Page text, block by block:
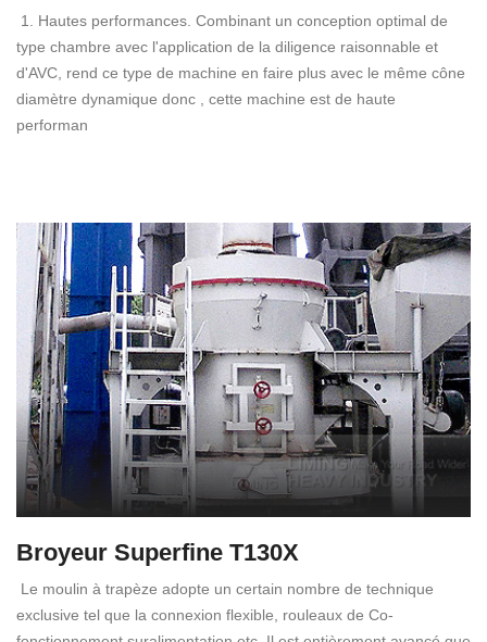
1. Hautes performances. Combinant un conception optimal de
type chambre avec l'application de la diligence raisonnable et
d'AVC, rend ce type de machine en faire plus avec le même cône
diamètre dynamique donc , cette machine est de haute
performan
Broyeur Superfine T130X
Le moulin à trapèze adopte un certain nombre de technique
exclusive tel que la connexion flexible, rouleaux de Co-